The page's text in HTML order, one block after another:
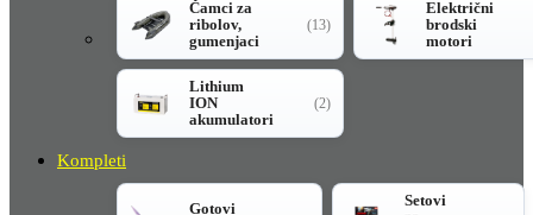
Čamci za
ribolov,
gumenjaci
(13)
Električni
brodski
motori
Lithium
ION
akumulatori
(2)
Kompleti
Gotovi
Setovi